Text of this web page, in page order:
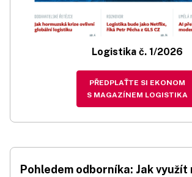
Logistika č. 1/2026
PŘEDPLAŤTE SI EKONOM
S MAGAZÍNEM LOGISTIKA
Pohledem odborníka: Jak